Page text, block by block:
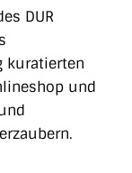
DUR
kuratierten
und